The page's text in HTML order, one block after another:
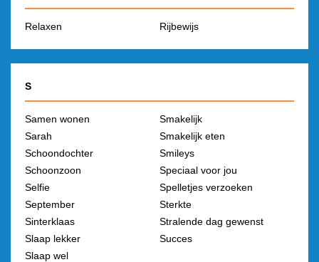
Relaxen Rijbewijs
S
Samen wonen
Sarah
Schoondochter
Schoonzoon
Selfie
September
Sinterklaas
Slaap lekker
Slaap wel
Smakelijk
Smakelijk eten
Smileys
Speciaal voor jou
Spelletjes verzoeken
Sterkte
Stralende dag gewenst
Succes